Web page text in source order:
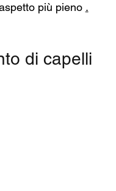
più pieno .
di capelli